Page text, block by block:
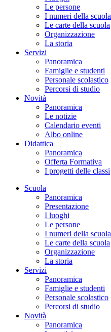
Le persone
I numeri della scuola
Le carte della scuola
Organizzazione
La storia
Servizi
Panoramica
Famiglie e studenti
Personale scolastico
Percorsi di studio
Novità
Panoramica
Le notizie
Calendario eventi
Albo online
Didattica
Panoramica
Offerta Formativa
I progetti delle classi
Scuola
Panoramica
Presentazione
I luoghi
Le persone
I numeri della scuola
Le carte della scuola
Organizzazione
La storia
Servizi
Panoramica
Famiglie e studenti
Personale scolastico
Percorsi di studio
Novità
Panoramica